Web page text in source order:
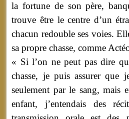
la fortune de son père,
trouve être le centre d’un
chacun redouble ses voies.
sa propre chasse, comme
« Si l’on ne peut pas dire
chasse, je puis assurer que
seulement par le sang, mais
enfant, j’entendais des